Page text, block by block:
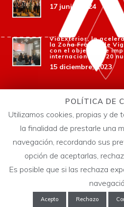
17 junio, 2024
ViaExterior, la
la Zona Franca de
con el objetivo de
internacional de 20
15 diciembre, 2023
para que las
negocio en el exterior
14 octubre, 2023
POLÍTICA DE
Utilizamos cookies, propias y de
la finalidad de prestarle una
navegación, recordando sus
opción de aceptarlas,
Es posible que si las rechaza
Acepto Rechazo